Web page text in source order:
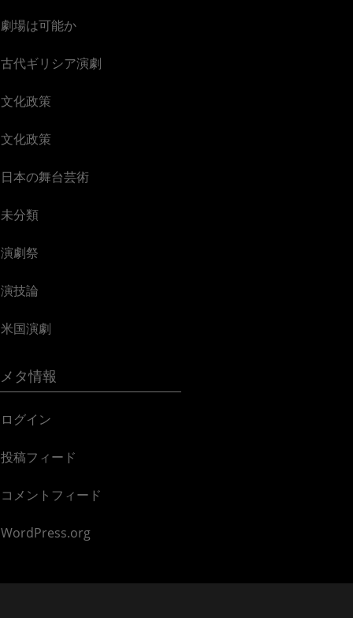
劇場は可能か
古代ギリシア演劇
文化政策
文化政策
日本の舞台芸術
未分類
演劇祭
演技論
米国演劇
メタ情報
ログイン
投稿フィード
コメントフィード
WordPress.org